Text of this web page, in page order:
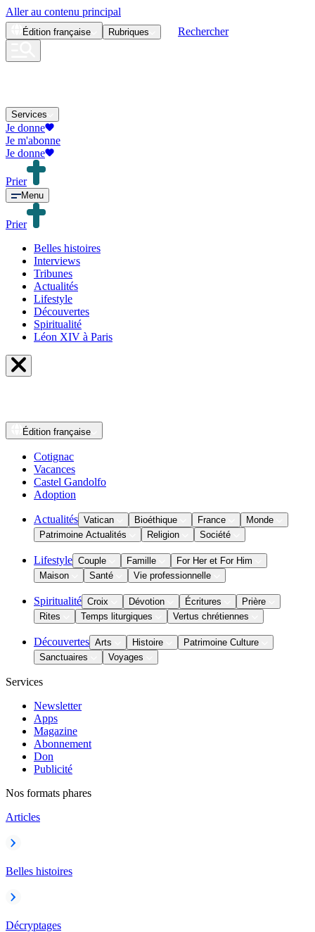
Aller au contenu principal
Édition française Rubriques Rechercher
Services
Je donne
Je m'abonne
Je donne
Prier
Menu
Prier
Belles histoires
Interviews
Tribunes
Actualités
Lifestyle
Découvertes
Spiritualité
Léon XIV à Paris
Édition française
Cotignac
Vacances
Castel Gandolfo
Adoption
Actualités Vatican Bioéthique France
Monde
Patrimoine Actualités
Religion Société
Lifestyle Couple Famille
For Her et For Him
Maison
Santé Vie professionnelle
Spiritualité Croix Dévotion Écritures
Prière
Rites
Temps liturgiques Vertus chrétiennes
Découvertes Arts Histoire
Patrimoine Culture
Sanctuaires
Voyages
Services
Newsletter
Apps
Magazine
Abonnement
Don
Publicité
Nos formats phares
Articles
Belles histoires
Décryptages